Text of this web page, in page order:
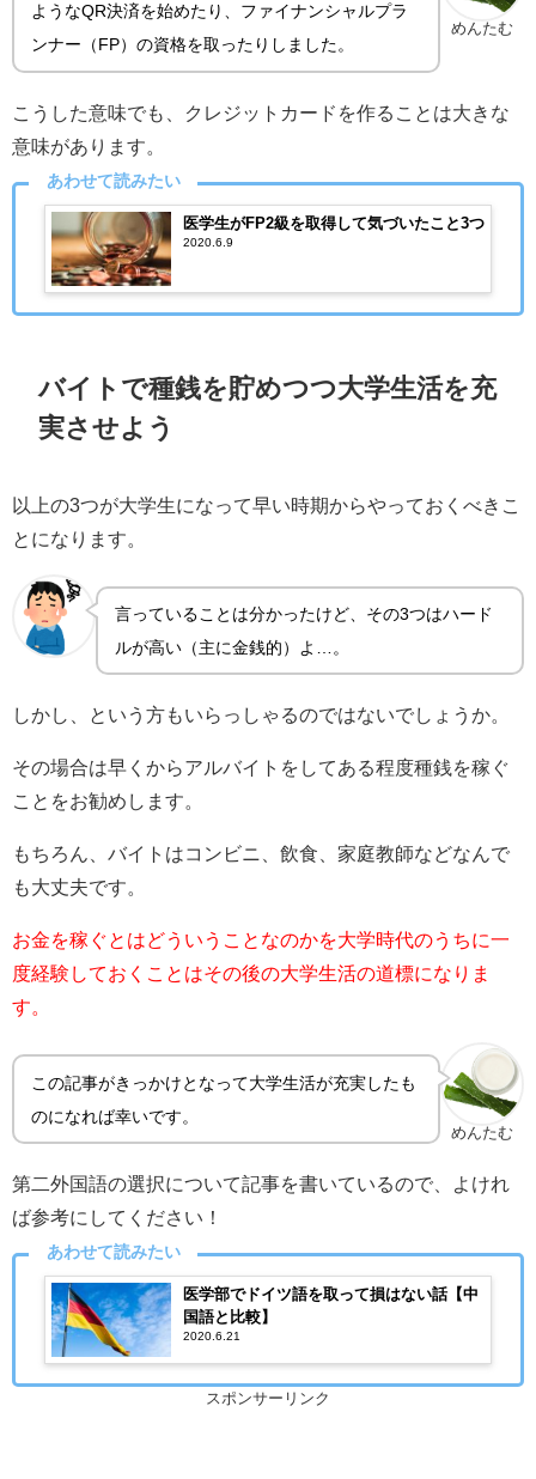
めんたむ
ようなQR決済を始めたり、ファイナンシャルプラ
ンナー（FP）の資格を取ったりしました。
こうした意味でも、クレジットカードを作ることは大きな
意味があります。
あわせて読みたい
医学生がFP2級を取得して気づいたこと3つ
2020.6.9
バイトで種銭を貯めつつ大学生活を充
実させよう
以上の3つが大学生になって早い時期からやっておくべきこ
とになります。
言っていることは分かったけど、その3つはハード
ルが高い（主に金銭的）よ…。
しかし、という方もいらっしゃるのではないでしょうか。
その場合は早くからアルバイトをしてある程度種銭を稼ぐ
ことをお勧めします。
もちろん、バイトはコンビニ、飲食、家庭教師などなんで
も大丈夫です。
お金を稼ぐとはどういうことなのかを大学時代のうちに一
度経験しておくことはその後の大学生活の道標になりま
す。
めんたむ
この記事がきっかけとなって大学生活が充実したも
のになれば幸いです。
第二外国語の選択について記事を書いているので、よけれ
ば参考にしてください！
あわせて読みたい
医学部でドイツ語を取って損はない話【中
国語と比較】
2020.6.21
スポンサーリンク